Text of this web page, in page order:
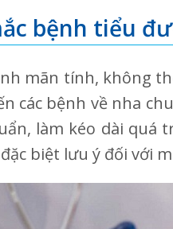
bệnh tiểu
mãn tính, không
các bệnh về nha
làm kéo dài
biệt lưu ý đối với